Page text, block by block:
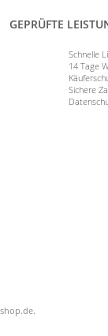
GEPRÜFTE
Schnelle
14 Tage
Sichere